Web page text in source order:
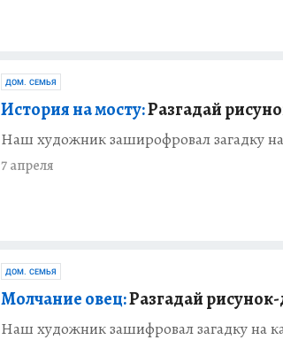
ДОМ. СЕМЬЯ
История на мосту:Разгадай
Наш художник заширофровал загадку
7 апреля
ДОМ. СЕМЬЯ
Молчание овец:Разгадай
Наш художник зашифровал загадку на